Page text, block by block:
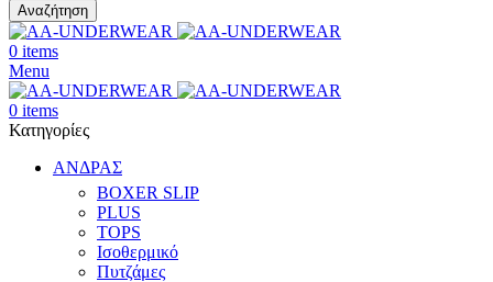
Αναζήτηση
0 items
Menu
0 items
Κατηγορίες
ΑΝΔΡΑΣ
BOXER SLIP
PLUS
TOPS
Ισοθερμικό
Πυτζάμες